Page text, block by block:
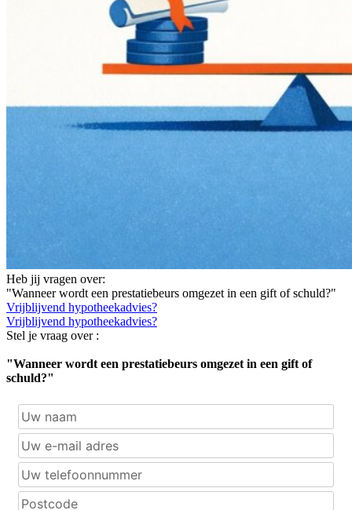
Heb jij vragen over:
"Wanneer wordt een prestatiebeurs omgezet in een gift of schuld?"
Vrijblijvend hypotheekadvies?
Vrijblijvend hypotheekadvies?
Stel je vraag over :
"Wanneer wordt een prestatiebeurs omgezet in een gift of
schuld?"